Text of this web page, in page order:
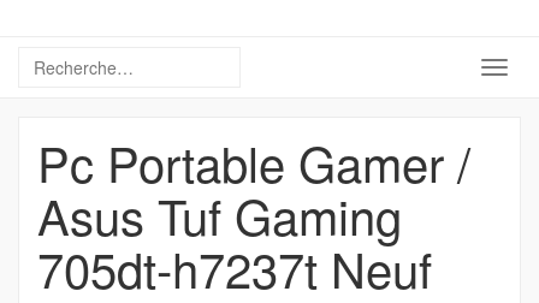
Pc Portable Gamer /
Asus Tuf Gaming
705dt-h7237t Neuf